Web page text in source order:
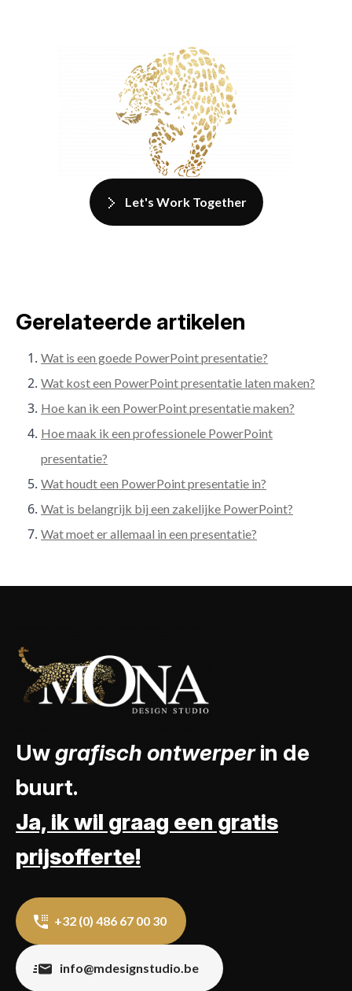
Let's Work Together
Gerelateerde artikelen
Wat is een goede PowerPoint presentatie?
Wat kost een PowerPoint presentatie laten maken?
Hoe kan ik een PowerPoint presentatie maken?
Hoe maak ik een professionele PowerPoint
presentatie?
Wat houdt een PowerPoint presentatie in?
Wat is belangrijk bij een zakelijke PowerPoint?
Wat moet er allemaal in een presentatie?
Uwgrafisch ontwerperin de
buurt.
Ja, ik wil graag een gratis
prijsofferte!
+32 (0) 486 67 00 30
info@mdesignstudio.be